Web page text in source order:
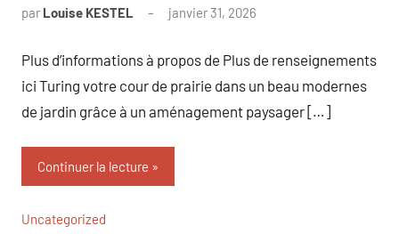
par Louise KESTEL janvier 31, 2026
Plus d’informations à propos de Plus de renseignements
ici Turing votre cour de prairie dans un beau modernes
de jardin grâce à un aménagement paysager […]
Continuer la lecture
Uncategorized